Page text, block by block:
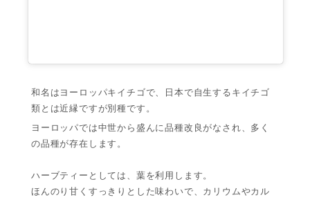
和名はヨーロッパキイチゴで、日本で自生するキイチゴ
類とは近縁ですが別種です。
ヨーロッパでは中世から盛んに品種改良がなされ、多く
の品種が存在します。
ハーブティーとしては、葉を利用します。
ほんのり甘くすっきりとした味わいで、カリウムやカル